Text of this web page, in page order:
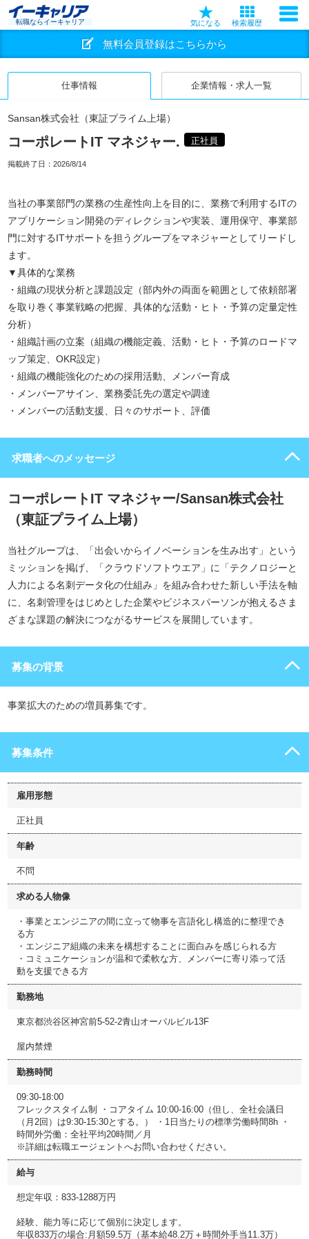
転職ならイーキャリア 気になる 検索履歴
無料会員登録はこちらから
仕事情報 企業情報・求人一覧
Sansan株式会社（東証プライム上場）
コーポレートIT マネジャー. 正社員
掲載終了日： 2026/8/14
当社の事業部門の業務の生産性向上を目的に、業務で利用するITの
アプリケーション開発のディレクションや実装、運用保守、事業部
門に対するITサポートを担うグループをマネジャーとしてリードし
ます。
▼具体的な業務
・組織の現状分析と課題設定（部内外の両面を範囲として依頼部署
を取り巻く事業戦略の把握、具体的な活動・ヒト・予算の定量定性
分析）
・組織計画の立案（組織の機能定義、活動・ヒト・予算のロードマ
ップ策定、OKR設定）
・組織の機能強化のための採用活動、メンバー育成
・メンバーアサイン、業務委託先の選定や調達
・メンバーの活動支援、日々のサポート、評価
求職者へのメッセージ
コーポレートIT マネジャー/Sansan株式会社
（東証プライム上場）
当社グループは、「出会いからイノベーションを生み出す」という
ミッションを掲げ、「クラウドソフトウエア」に「テクノロジーと
人力による名刺データ化の仕組み」を組み合わせた新しい手法を軸
に、名刺管理をはじめとした企業やビジネスパーソンが抱えるさま
ざまな課題の解決につながるサービスを展開しています。
募集の背景
事業拡大のための増員募集です。
募集条件
雇用形態
正社員
年齢
不問
求める人物像
・事業とエンジニアの間に立って物事を言語化し構造的に整理でき
る方
・エンジニア組織の未来を構想することに面白みを感じられる方
・コミュニケーションが温和で柔軟な方、メンバーに寄り添って活
動を支援できる方
勤務地
東京都渋谷区神宮前5-52-2青山オーバルビル13F
屋内禁煙
勤務時間
09:30-18:00
フレックスタイム制 ・コアタイム 10:00-16:00（但し、全社会議日
（月2回）は9:30-15:30とする。） ・1日当たりの標準労働時間8h ・
時間外労働：全社平均20時間／月
※詳細は転職エージェントへお問い合わせください。
給与
想定年収：833-1288万円
経験、能力等に応じて個別に決定します。
年収833万の場合:月額59.5万（基本給48.2万＋時間外手当11.3万）